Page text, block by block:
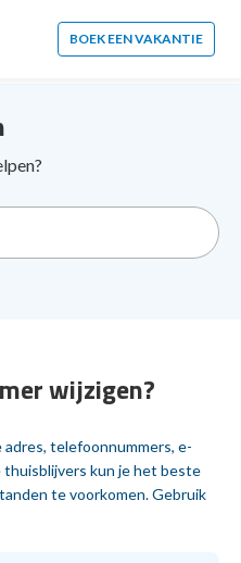
opening tag:
BOEK EEN VAKANTIE
wijzigen?
telefoonnummers, e-
thuisblijvers kun je het beste
te voorkomen. Gebruik